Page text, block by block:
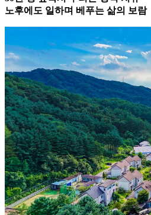
노후에도 일하며 베푸는 삶의 보람